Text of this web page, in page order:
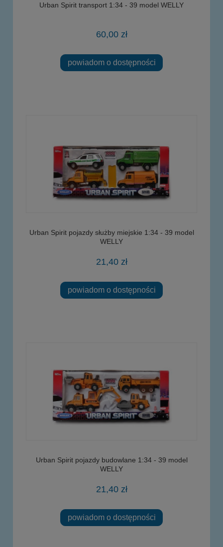
Urban Spirit transport 1:34 - 39 model WELLY
60,00 zł
powiadom o dostępności
Urban Spirit pojazdy służby miejskie 1:34 - 39 model
WELLY
21,40 zł
powiadom o dostępności
Urban Spirit pojazdy budowlane 1:34 - 39 model
WELLY
21,40 zł
powiadom o dostępności